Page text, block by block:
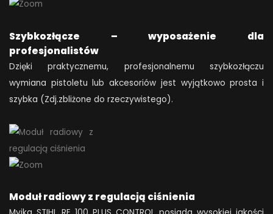
Szybkozłącze – wyposażenie dla
profesjonalistów
Dzięki praktycznemu, profesjonalnemu szybkozłączu
wymiana pistoletu lub akcesoriów jest wyjątkowo prosta i
szybka (Zdj.zbliżone do rzeczywistego).
Moduł radiowy z regulacją ciśnienia